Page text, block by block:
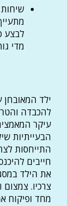
לבצע
מדי
ילד
להכבדה
עיקר
הבעייתיות
התייחסות
חייבים
את הילד
צרכיו.
מחד ופיקוח